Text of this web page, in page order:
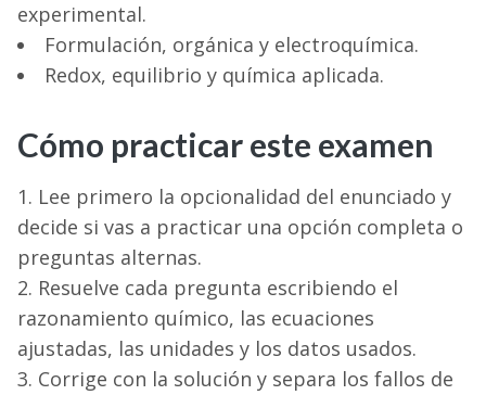
experimental.
Formulación, orgánica y electroquímica.
Redox, equilibrio y química aplicada.
Cómo practicar este examen
Lee primero la opcionalidad del enunciado y
decide si vas a practicar una opción completa o
preguntas alternas.
Resuelve cada pregunta escribiendo el
razonamiento químico, las ecuaciones
ajustadas, las unidades y los datos usados.
Corrige con la solución y separa los fallos de